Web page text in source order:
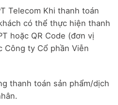
Telecom Khi thanh toán
có thể thực hiện thanh
hoặc QR Code (đơn vị
Công ty Cổ phần Viễn
thanh toán sản phẩm/dịch